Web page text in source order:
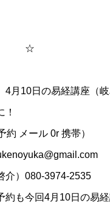
4月10日の易経講座（岐
！
約 メール 0r 携帯）
介）080-3974-2535
も今回4月10日の易経